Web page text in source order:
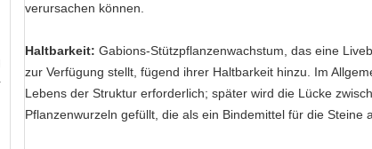
verursachen können.
Haltbarkeit: Gabions-Stützpflanzenwachstum, das eine
zur Verfügung stellt, fügend ihrer Haltbarkeit hinzu. Im
Lebens der Struktur erforderlich; später wird die Lücke
Pflanzenwurzeln gefüllt, die als ein Bindemittel für die Steine